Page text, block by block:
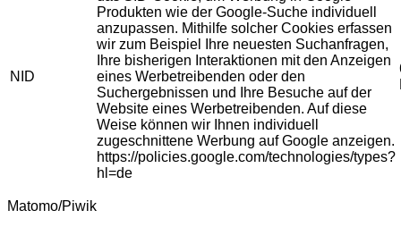
NID
Produkten wie der Google-Suche individuell
anzupassen. Mithilfe solcher Cookies erfassen
wir zum Beispiel Ihre neuesten Suchanfragen,
Ihre bisherigen Interaktionen mit den Anzeigen
eines Werbetreibenden oder den
Suchergebnissen und Ihre Besuche auf der
Website eines Werbetreibenden. Auf diese
Weise können wir Ihnen individuell
zugeschnittene Werbung auf Google anzeigen.
https://policies.google.com/technologies/types?
hl=de
Matomo/Piwik